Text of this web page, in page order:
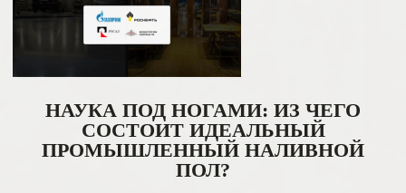
НАУКА ПОД НОГАМИ: ИЗ ЧЕГО
СОСТОИТ ИДЕАЛЬНЫЙ
ПРОМЫШЛЕННЫЙ НАЛИВНОЙ
ПОЛ?